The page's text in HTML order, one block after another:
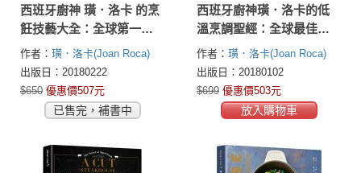
西班牙廚神 璜．洛卡 的烹
飪技藝大全：全球第一餐
廳 El Celler de Can Roca
從廚房管理、食材研究到
工具運用，75道精緻料理
+17種經典醬汁（暢銷典藏
作者： 璜．洛卡(Joan Roca)
出版日：20180222
$650 優惠價507元
已售完，補書中
西班牙廚神璜．洛卡的低
溫烹調聖經：全球最佳餐
廳的低溫烹調、舒肥料理
技法全公開
作者： 璜．洛卡(Joan Roca)
出版日：20180102
$699 優惠價503元
放入購物車